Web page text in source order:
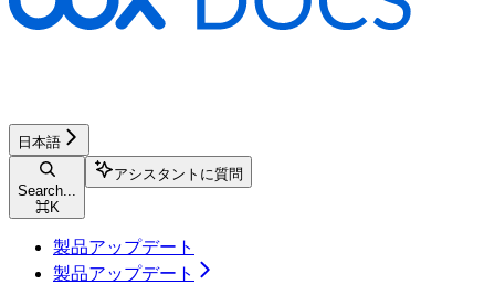
日本語
Search...
⌘K
アシスタントに質問
製品アップデート
製品アップデート